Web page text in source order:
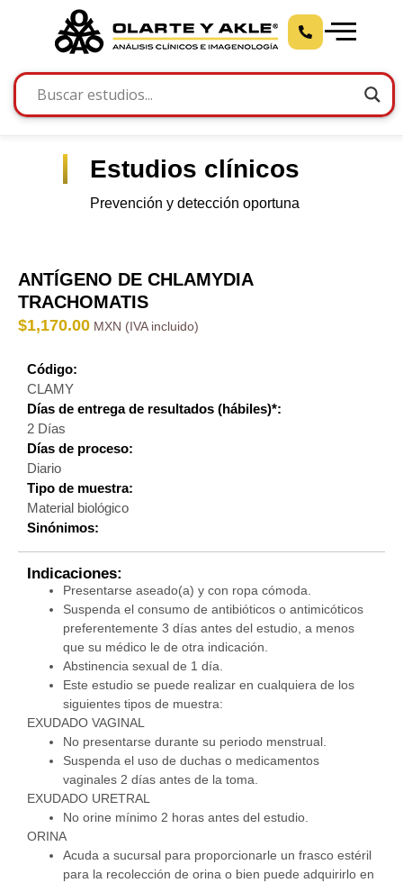
Estudios clínicos
Prevención y detección oportuna
ANTÍGENO DE CHLAMYDIA
TRACHOMATIS
$1,170.00
Código:
CLAMY
Días de entrega de resultados (hábiles)*:
2 Días
Días de proceso:
Diario
Tipo de muestra:
Material biológico
Sinónimos:
Indicaciones:
Presentarse aseado(a) y con ropa cómoda.
Suspenda el consumo de antibióticos o antimicóticos
preferentemente 3 días antes del estudio, a menos
que su médico le de otra indicación.
Abstinencia sexual de 1 día.
Este estudio se puede realizar en cualquiera de los
siguientes tipos de muestra:
EXUDADO VAGINAL
No presentarse durante su periodo menstrual.
Suspenda el uso de duchas o medicamentos
vaginales 2 días antes de la toma.
EXUDADO URETRAL
No orine mínimo 2 horas antes del estudio.
ORINA
Acuda a sucursal para proporcionarle un frasco estéril
para la recolección de orina o bien puede adquirirlo en